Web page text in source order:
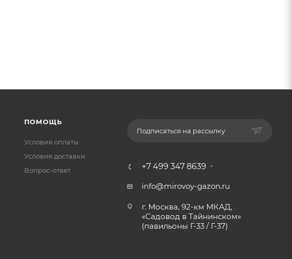
ПОМОЩЬ
Условия оплаты
Условия доставки
Вопрос-ответ
Подписаться на рассылку
+7 499 347 8639
info@mirovoy-gazon.ru
г. Москва, 92-км МКАД,
«Садовод в Тайнинском»
(павильоны Г-33 / Г-37)